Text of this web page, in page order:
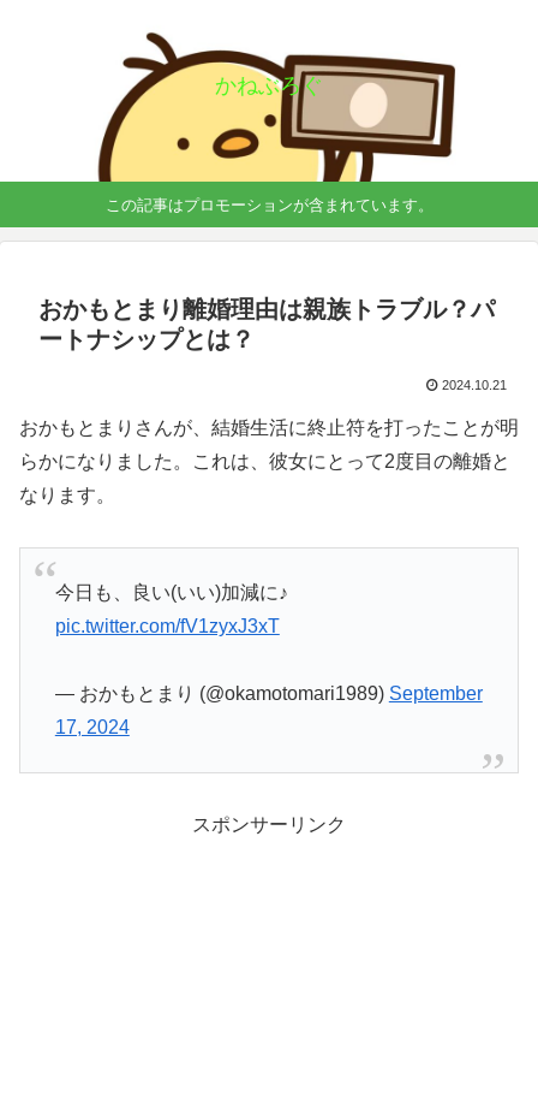
かねぶろぐ
この記事はプロモーションが含まれています。
おかもとまり離婚理由は親族トラブル？パ
ートナシップとは？
2024.10.21
おかもとまりさんが、結婚生活に終止符を打ったことが明
らかになりました。これは、彼女にとって2度目の離婚と
なります。
今日も、良い(いい)加減に♪
pic.twitter.com/fV1zyxJ3xT
— おかもとまり (@okamotomari1989) September
17, 2024
スポンサーリンク